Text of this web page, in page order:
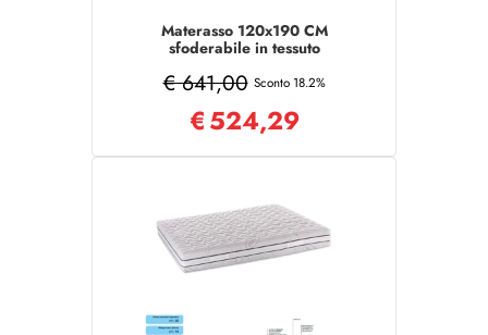
Materasso 120x190 CM
sfoderabile in tessuto
€ 641,00 Sconto 18.2%
€524,29